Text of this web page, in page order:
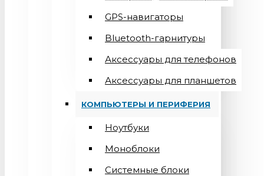
GPS-навигаторы
Bluetooth-гарнитуры
Аксессуары для телефонов
Аксессуары для планшетов
КОМПЬЮТЕРЫ И ПЕРИФЕРИЯ
Ноутбуки
Моноблоки
Системные блоки